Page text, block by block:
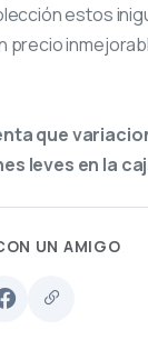
estos
precio
que
leves en la
UN AMIGO